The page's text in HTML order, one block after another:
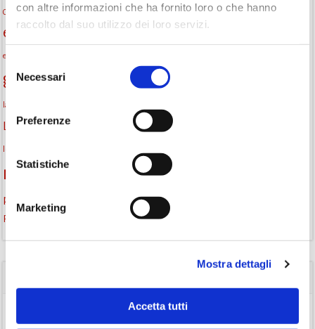
con altre informazioni che ha fornito loro o che hanno
raccolto dal suo utilizzo dei loro servizi.
Selezione
delNecessari
Preferenze
Statistiche
Marketing
Mostra dettagli
Accetta tutti
Centro per il libro e la lettura cittàchelegge cultura eventi biblioteca
eventi culturali
eventi Monselice
gruppo di lettura incontri letterari
laboratori creativi
Lettori itineranti lettura ad alta voce
monselice Monselice incontra
Monselice scrive
podcast letterario
podcast libri promozione della lettura
Recensione Storia